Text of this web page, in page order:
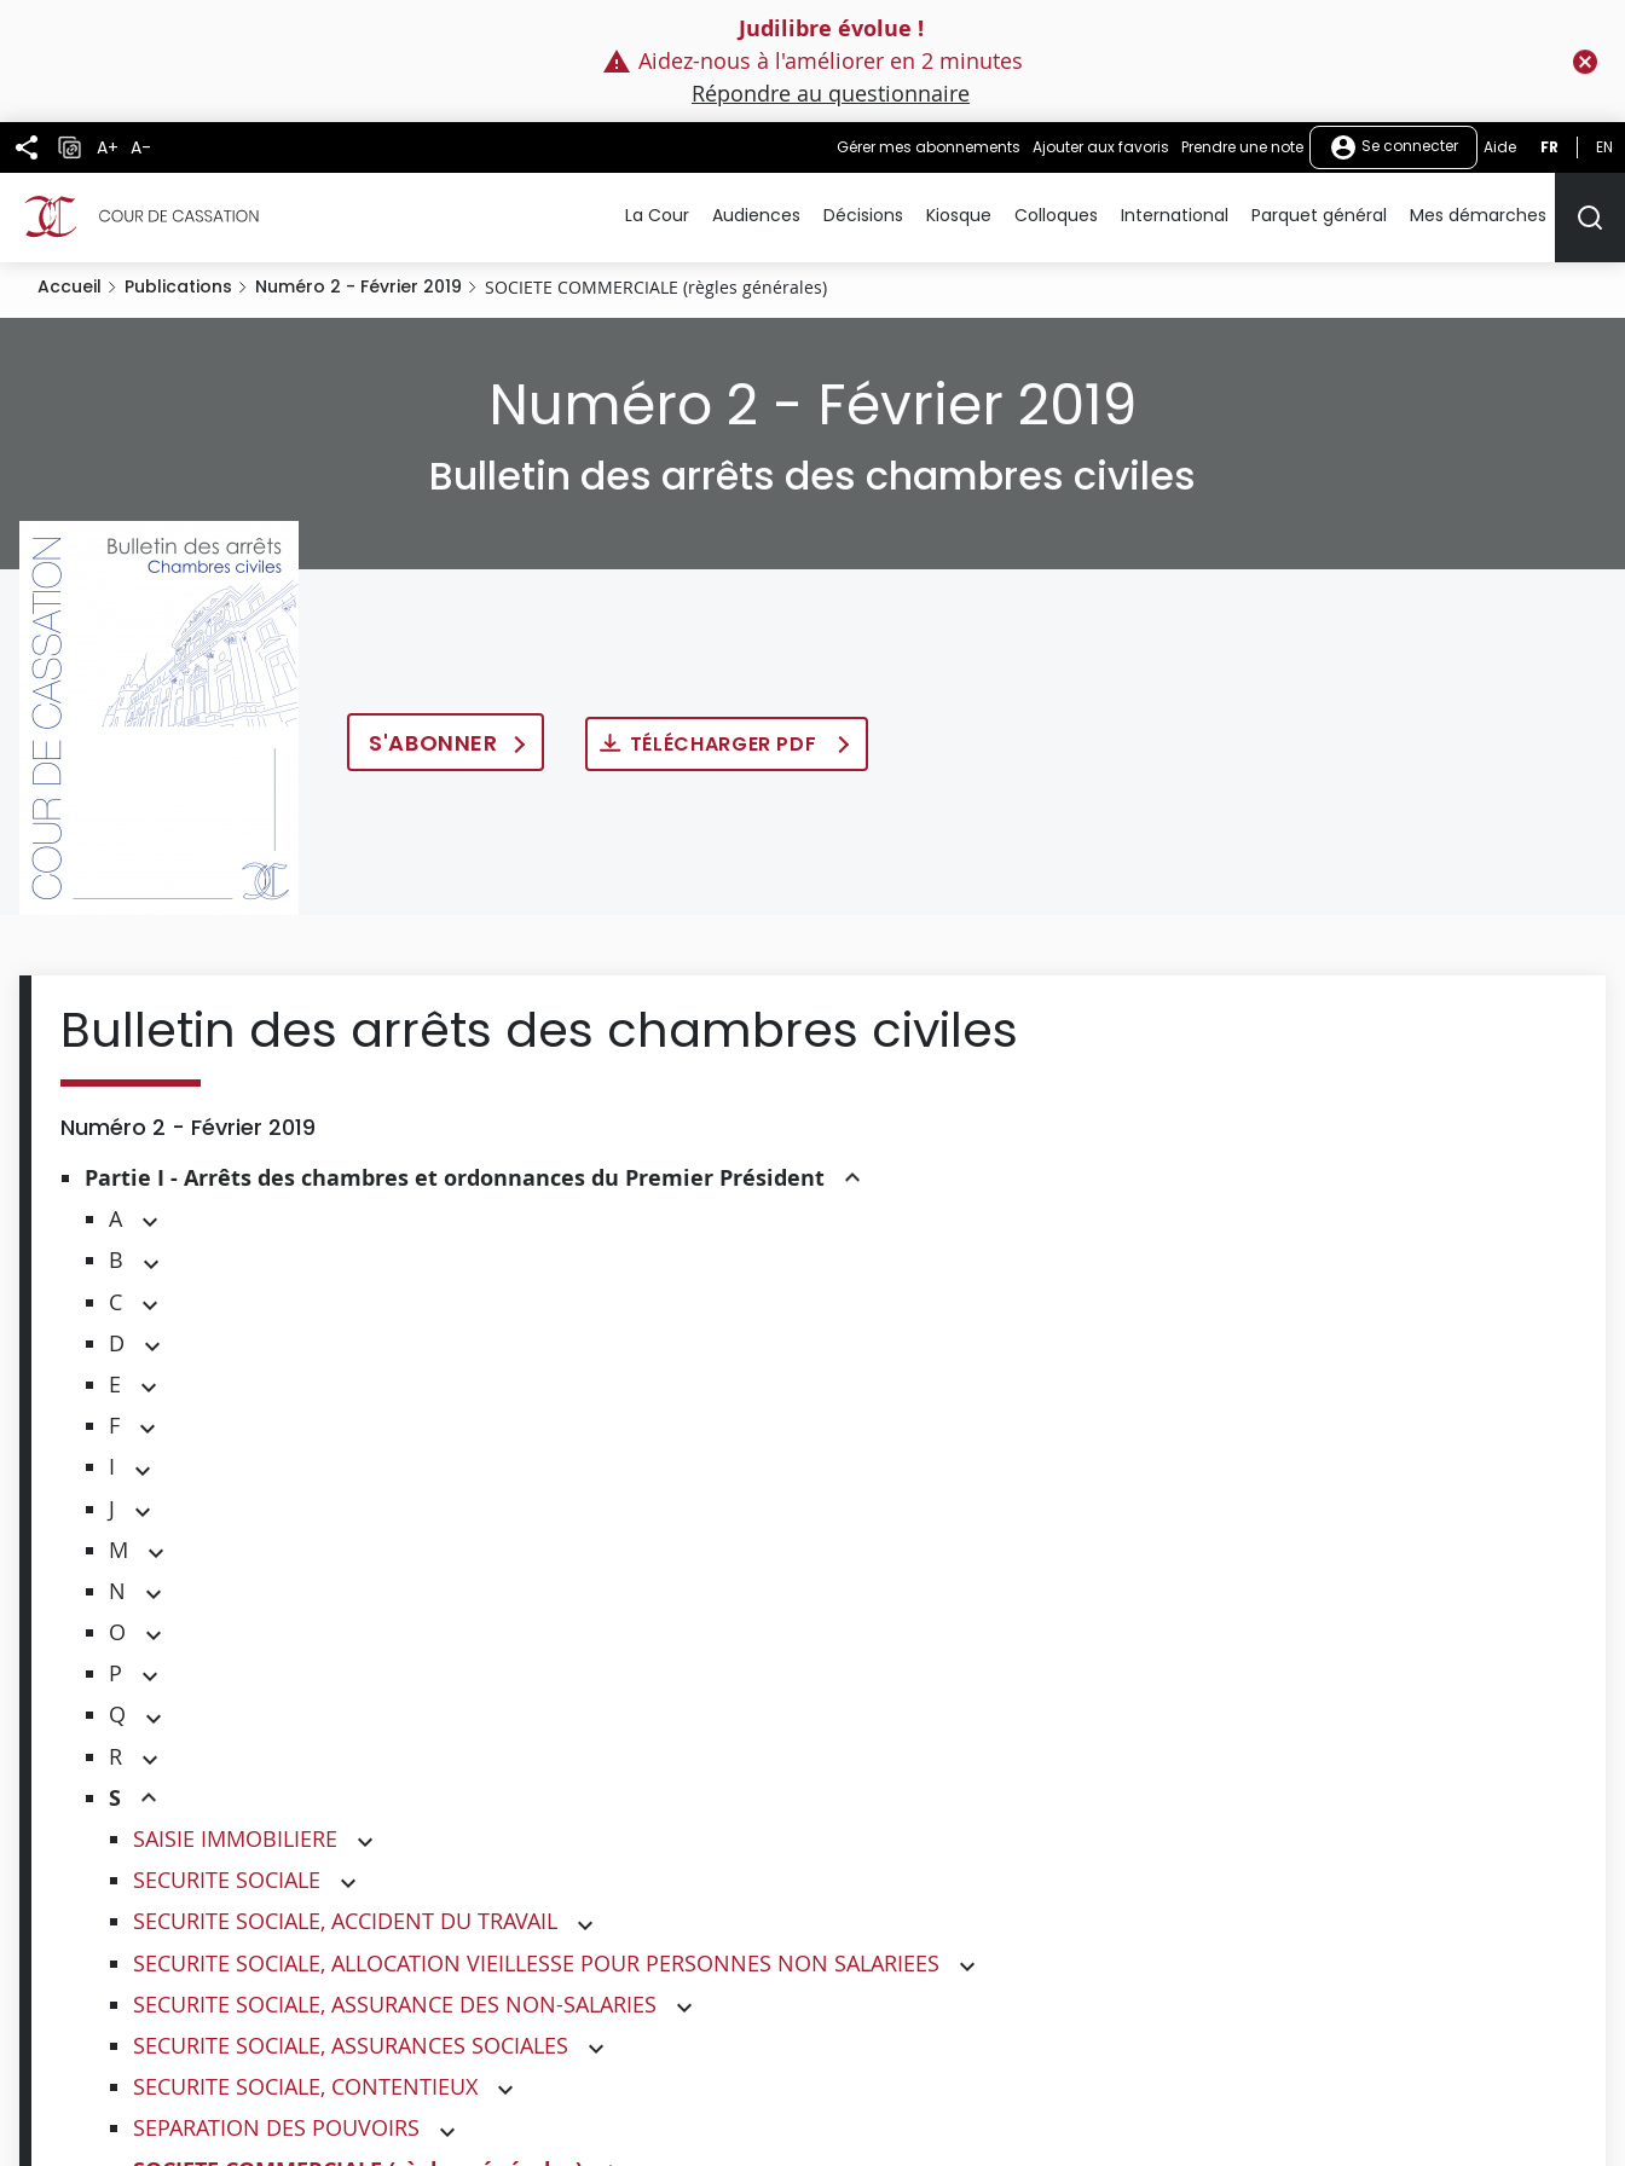
Judilibre évolue !
Aidez-nous à l'améliorer en 2 minutes
Répondre au questionnaire
A+ A- Gérer mes abonnements Ajouter aux favoris Prendre une note Se connecter Aide FR EN
La Cour Audiences Décisions Kiosque Colloques International Parquet général Mes démarches
Accueil Publications Numéro 2 - Février 2019 SOCIETE COMMERCIALE (règles générales)
Numéro 2 - Février 2019
Bulletin des arrêts des chambres civiles
S'ABONNER TÉLÉCHARGER PDF
Bulletin des arrêts des chambres civiles
Numéro 2 - Février 2019
Partie I - Arrêts des chambres et ordonnances du Premier Président
A
B
C
D
E
F
I
J
M
N
O
P
Q
R
S
SAISIE IMMOBILIERE
SECURITE SOCIALE
SECURITE SOCIALE, ACCIDENT DU TRAVAIL
SECURITE SOCIALE, ALLOCATION VIEILLESSE POUR PERSONNES NON SALARIEES
SECURITE SOCIALE, ASSURANCE DES NON-SALARIES
SECURITE SOCIALE, ASSURANCES SOCIALES
SECURITE SOCIALE, CONTENTIEUX
SEPARATION DES POUVOIRS